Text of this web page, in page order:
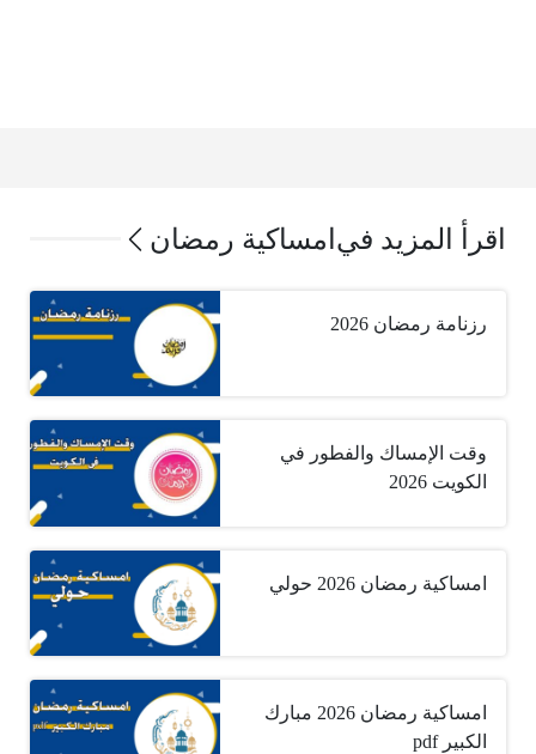
اقرأ المزيد في امساكية رمضان
رزنامة رمضان 2026
وقت الإمساك والفطور في
الكويت 2026
امساكية رمضان 2026 حولي
امساكية رمضان 2026 مبارك
الكبير pdf